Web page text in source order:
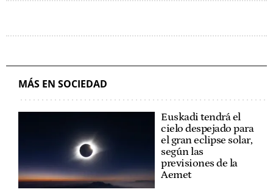
MÁS EN SOCIEDAD
Euskadi tendrá el
cielo despejado para
el gran eclipse solar,
según las
previsiones de la
Aemet